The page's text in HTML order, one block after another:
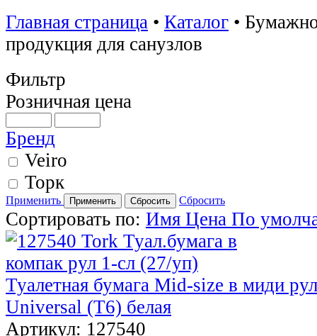
Главная страница • Каталог •
продукция для санузлов
Фильтр
Розничная цена
Бренд
Veiro
Торк
Применить Сбросить
Сортировать по: Имя Цена По
Туалетная бумага Mid-size в миди
Universal (T6) белая
Артикул: 127540